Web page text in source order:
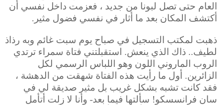
العام حتى تصل لبونا من جديد ، فعزمت داخل نفسي أن
أكتشف المكان بعد ما أثار في نفسي فضول مثير.
ذهبت لمكتب التسجيل في صباح يوم سبت غائم وبه رذاذ
لطيف.. ذاك الذي ينعش. استقبلتني فتاة سمراء ترتدي
الروب الماروني اللون وهو اللباس الرسمي لكل
الزائرين. أول ما رأيت هذه الفتاة شهقت من الدهشة ،
فقد كانت تشبه بشكل غريب بل مثير صديقة لي في
سان فرانسسكو! سألتها فيما بعد- وأنا لا زلت أتأمل